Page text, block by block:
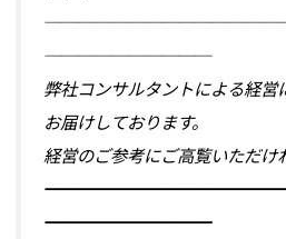
──────────
弊社コンサルタントによる経営
お届けしております。
経営のご参考にご高覧いただけ
━━━━━━━━━━